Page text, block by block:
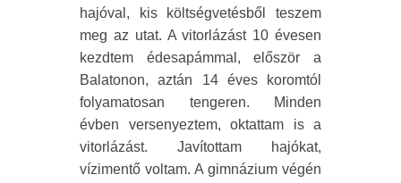
hajóval, kis költségvetésből teszem
meg az utat. A vitorlázást 10 évesen
kezdtem édesapámmal, először a
Balatonon, aztán 14 éves koromtól
folyamatosan tengeren. Minden
évben versenyeztem, oktattam is a
vitorlázást. Javítottam hajókat,
vízimentő voltam. A gimnázium végén